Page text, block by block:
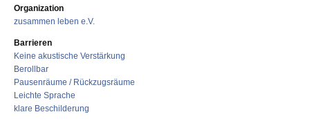
Organization
zusammen leben e.V.
Barrieren
Keine akustische Verstärkung
Berollbar
Pausenräume / Rückzugsräume
Leichte Sprache
klare Beschilderung